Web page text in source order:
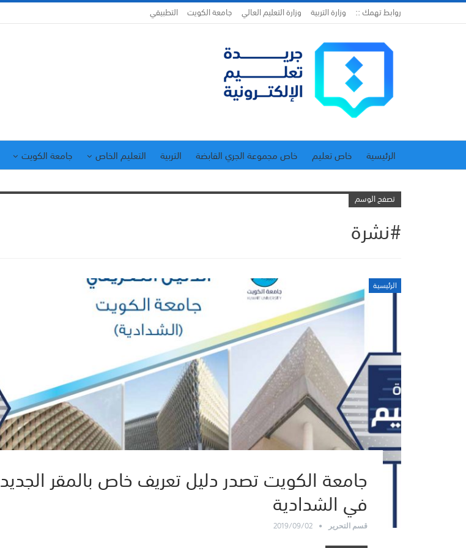
روابط تهمك :: وزارة التربية وزارة التعليم العالي جامعة الكويت التطبيقي
الرئيسية خاص تعليم خاص مجموعة الجري القابضة التربية التعليم الخاص جامعة الكويت
تصفح الوسم
#نشرة
الرئيسية
جامعة الكويت تصدر دليل تعريف خاص بالمقر الجديد
في الشدادية
قسم التحرير 2019/09/02